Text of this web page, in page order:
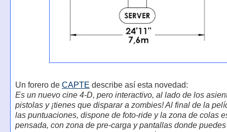
Un forero de CAPTE describe así esta novedad:
Es un nuevo cine 4-D, pero interactivo, al lado de los
pistolas y ¡tienes que disparar a zombies! Al final de la
las puntuaciones, dispone de foto-ride y la zona de colas
pensada, con zona de pre-carga y pantallas donde